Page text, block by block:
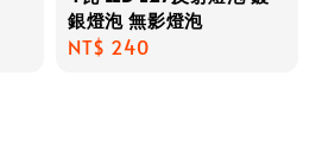
銀燈泡 無影燈泡
Regular
NT$ 240